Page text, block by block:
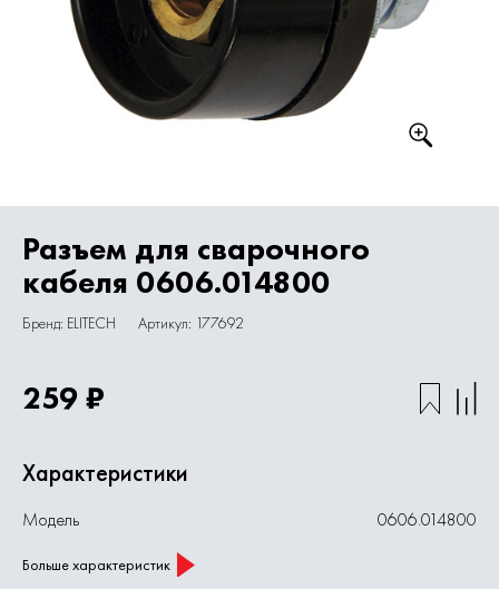
Разъем для сварочного
кабеля 0606.014800
Бренд: ELITECH Артикул: 177692
259 ₽
Характеристики
Модель 0606.014800
Больше характеристик